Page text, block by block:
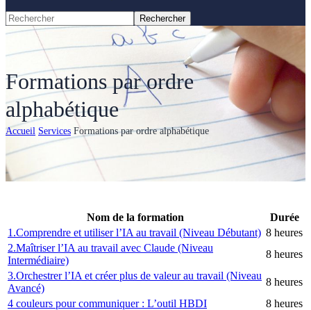
Formations par ordre
alphabétique
Accueil Services Formations par ordre alphabétique
Nom de la formation
Durée
1.Comprendre et utiliser l’IA au travail (Niveau Débutant) 8 heures
2.Maîtriser l’IA au travail avec Claude (Niveau
Intermédiaire)
8 heures
3.Orchestrer l’IA et créer plus de valeur au travail (Niveau
Avancé)
8 heures
4 couleurs pour communiquer : L’outil HBDI
8 heures